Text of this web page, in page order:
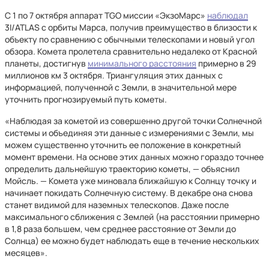
С 1 по 7 октября аппарат TGO миссии «ЭкзоМарс» наблюдал
3I/ATLAS с орбиты Марса, получив преимущество в близости к
объекту по сравнению с обычными телескопами и новый угол
обзора. Комета пролетела сравнительно недалеко от Красной
планеты, достигнув минимального расстояния примерно в 29
миллионов км 3 октября. Триангуляция этих данных с
информацией, полученной с Земли, в значительной мере
уточнить прогнозируемый путь кометы.
«Наблюдая за кометой из совершенно другой точки Солнечной
системы и объединяя эти данные с измерениями с Земли, мы
можем существенно уточнить ее положение в конкретный
момент времени. На основе этих данных можно гораздо точнее
определить дальнейшую траекторию кометы, — объяснил
Мойсль. — Кометa уже миновала ближайшую к Солнцу точку и
начинает покидать Солнечную систему. В декабре она снова
станет видимой для наземных телескопов. Даже после
максимального сближения с Землей (на расстоянии примерно
в 1,8 раза большем, чем среднее расстояние от Земли до
Солнца) ее можно будет наблюдать еще в течение нескольких
месяцев».